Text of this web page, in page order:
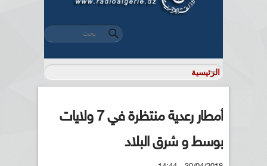
استمارة البحث
‏بحث ‏
أمطار رعدية منتظرة في 7 ولايات
بوسط و شرق البلاد